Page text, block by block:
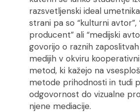
razsvetljenski ideal
strani pa so “kulturni avtor”,
producent” ali “medijski
govorijo o raznih
medijih v okviru
metod, ki kažejo na
metode prihodnosti in tudi
odgovornost do vizualne
njene mediacije.